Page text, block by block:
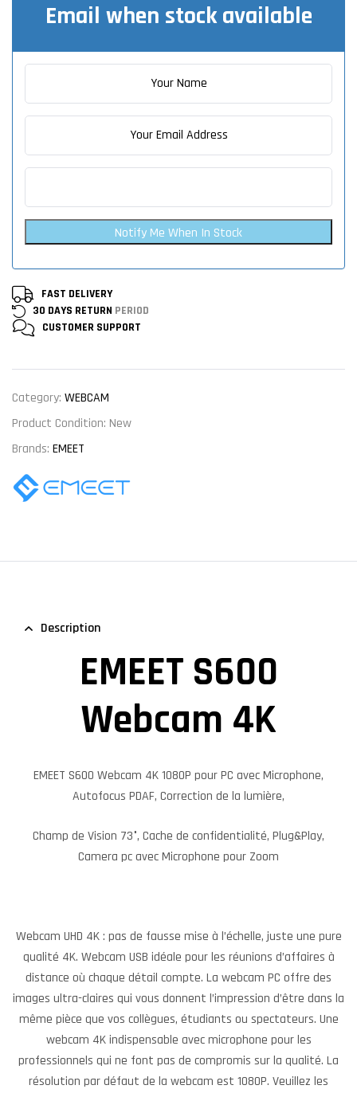
Email when stock available
Notify Me When In Stock
FAST DELIVERY
30 DAYS RETURN PERIOD
CUSTOMER SUPPORT
Category: WEBCAM
Product Condition: New
Brands: EMEET
Description
EMEET S600
Webcam 4K
EMEET S600 Webcam 4K1080P pour PC avec Microphone,
Autofocus PDAF, Correction de la lumière,
Champ de Vision 73°, Cache de confidentialité, Plug&Play,
Camera pc avec Microphone pour Zoom
Webcam UHD 4K : pas de fausse mise à l’échelle, juste une pure
qualité 4K. Webcam USB idéale pour les réunions d’affaires à
distance où chaque détail compte. La webcam PC offre des
images ultra-claires qui vous donnent l’impression d’être dans la
même pièce que vos collègues, étudiants ou spectateurs. Une
webcam 4K indispensable avec microphone pour les
professionnels qui ne font pas de compromis sur la qualité. La
résolution par défaut de la webcam est 1080P. Veuillez les